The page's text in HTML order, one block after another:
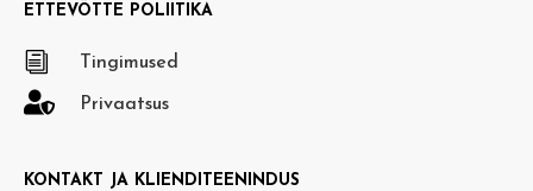
ETTEVÕTTE POLIITIKA
i Tingimused
 Privaatsus
KONTAKT JA KLIENDITEENINDUS